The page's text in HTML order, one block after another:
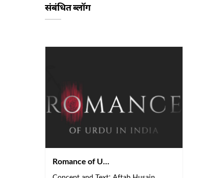
संबंधित ब्लॉग
Romance of Urdu in India